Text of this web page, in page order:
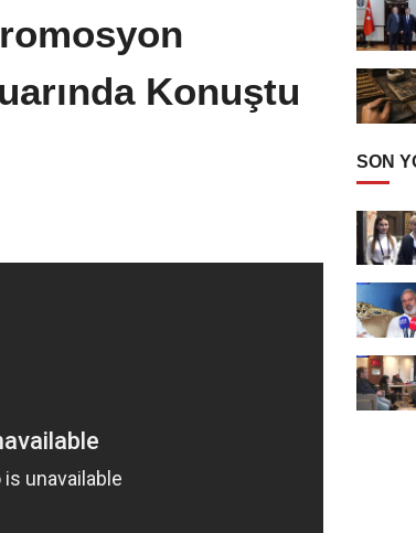
Konuştu
SON